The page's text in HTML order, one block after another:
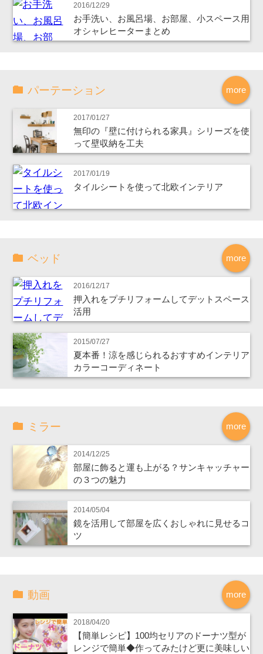
2016/12/29
お手洗い、お風呂場、お部屋、小スペース用
オシャレヒーターまとめ
more
パーテーション
2017/01/27
無印の『壁に付けられる家具』シリーズを使
って壁収納を工夫
2017/01/19
タイルシートを使って北欧インテリア
more
ベッド
2016/12/17
押入れをプチリフォームしてデットスペース
活用
2015/07/27
夏本番！涼を感じられるおすすめインテリア
カラーコーディネート
more
ミラー
2014/12/25
部屋に飾ると運も上がる？サンキャッチャー
の３つの魅力
2014/05/04
鏡を活用して部屋を広くおしゃれに見せるコ
ツ
more
動画
2018/04/20
【簡単レシピ】100均セリアのドーナツ型が
レンジで簡単◆作ってみたけど更に美味しい